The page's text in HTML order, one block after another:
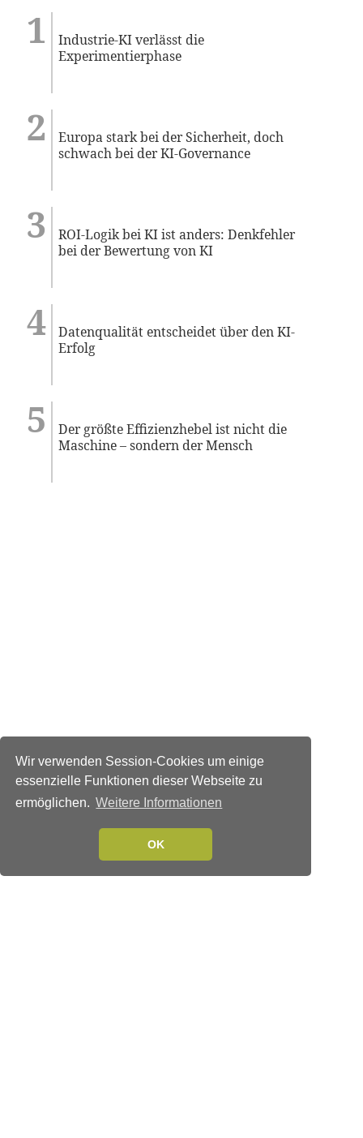
Wir verwenden Session-Cookies um einige
essenzielle Funktionen dieser Webseite zu
ermöglichen. Weitere Informationen
OK
Industrie-KI verlässt die
Experimentierphase
Europa stark bei der Sicherheit, doch
schwach bei der KI-Governance
ROI-Logik bei KI ist anders: Denkfehler
bei der Bewertung von KI
Datenqualität entscheidet über den KI-
Erfolg
Der größte Effizienzhebel ist nicht die
Maschine – sondern der Mensch